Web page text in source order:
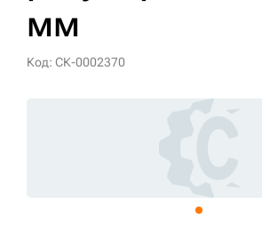
мм
Код: СК-0002370
Контакты
3D тур по производству